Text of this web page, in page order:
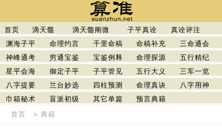
首页 滴天髓 滴天髓阐微 子平真诠
真诠评注
渊海子平
命理约言 千里命稿 命稿补充
三命通会
神峰通考
穷通宝鉴 宝鉴例释 命理探源
五行精纪
星平会海
御定子平 子平管见 五行大义
三车一览
八字提要
兰台妙选 四柱预测 命理真诀
八字用神
巾箱秘术
盲派初级 其它单篇
预言典籍
首页
> 典籍